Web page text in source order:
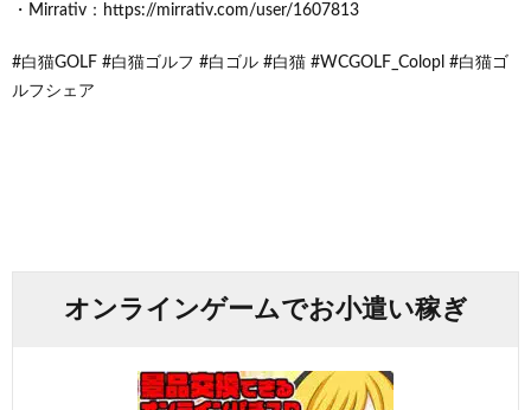
・Mirrativ：https://mirrativ.com/user/1607813
#白猫GOLF #白猫ゴルフ #白ゴル #白猫 #WCGOLF_Colopl #白猫ゴ
ルフシェア
オンラインゲームでお小遣い稼ぎ